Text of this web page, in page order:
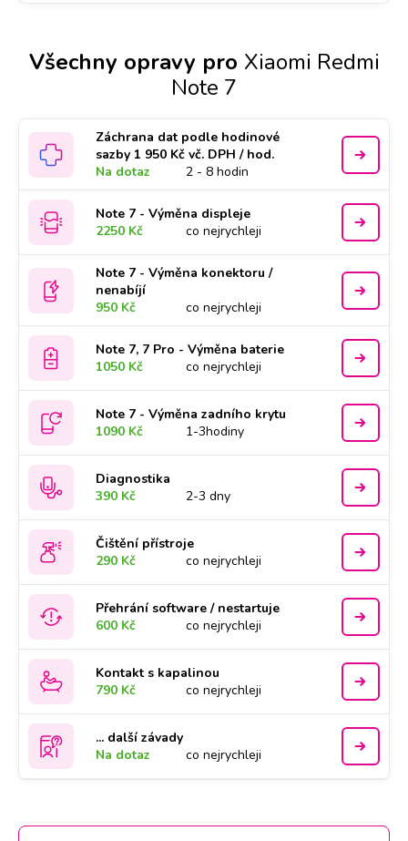
Všechny opravy pro Xiaomi Redmi
Note 7
Záchrana dat podle hodinové
sazby 1 950 Kč vč. DPH / hod.
Na dotaz
2 - 8 hodin
Note 7 - Výměna displeje
2250 Kč
co nejrychleji
Note 7 - Výměna konektoru /
nenabíjí
950 Kč
co nejrychleji
Note 7, 7 Pro - Výměna baterie
1050 Kč
co nejrychleji
Note 7 - Výměna zadního krytu
1090 Kč
1-3hodiny
Diagnostika
390 Kč
2-3 dny
Čištění přístroje
290 Kč
co nejrychleji
Přehrání software / nestartuje
600 Kč
co nejrychleji
Kontakt s kapalinou
790 Kč
co nejrychleji
... další závady
Na dotaz
co nejrychleji